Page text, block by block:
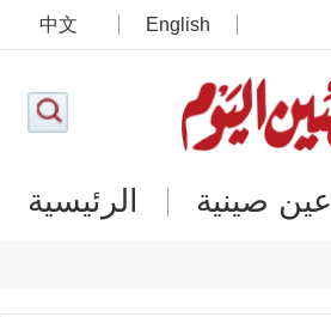
中文 English
الرئيسية عين صينية